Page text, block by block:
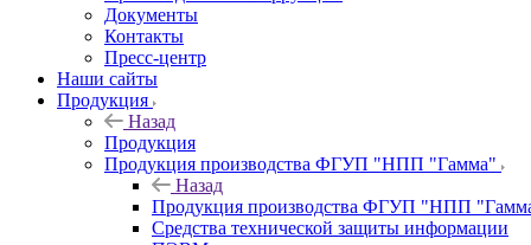
Документы
Контакты
Пресс-центр
Наши сайты
Продукция
Назад
Продукция
Продукция производства ФГУП "НПП "Гамма"
Назад
Продукция производства ФГУП "НПП
Средства технической защиты информации